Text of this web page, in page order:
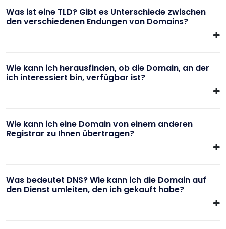
Was ist eine TLD? Gibt es Unterschiede zwischen
den verschiedenen Endungen von Domains?
Wie kann ich herausfinden, ob die Domain, an der
ich interessiert bin, verfügbar ist?
Wie kann ich eine Domain von einem anderen
Registrar zu Ihnen übertragen?
Was bedeutet DNS? Wie kann ich die Domain auf
den Dienst umleiten, den ich gekauft habe?